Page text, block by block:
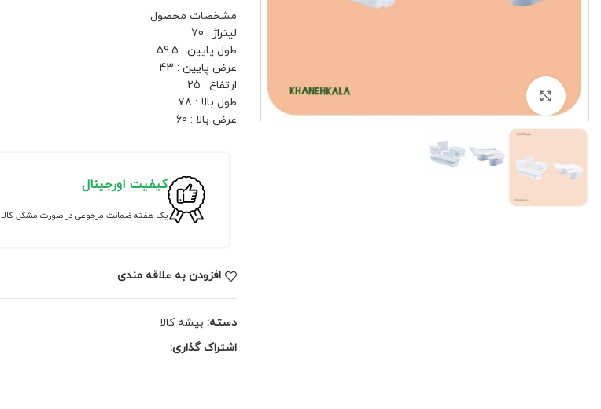
مشخصات محصول :
لیتراژ : 70
طول پایین : 59.5
عرض پایین : 43
ارتفاع : 25
طول بالا : 78
عرض بالا : 60
کیفیت اورجینال
یک هفته ضمانت مرجوعی در صورت مشکل کالا
افزودن به علاقه مندی
دسته: بیشه کالا
اشتراک گذاری: